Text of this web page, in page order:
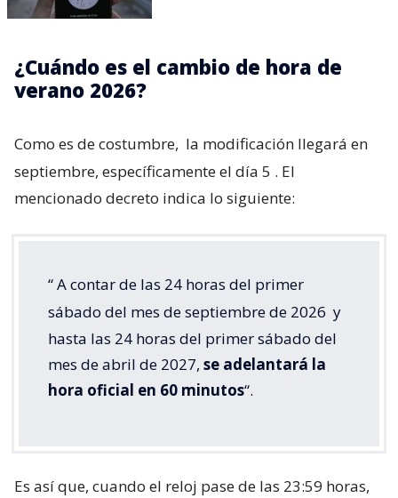
¿Cuándo es el cambio de hora de
verano 2026?
Como es de costumbre, la modificación llegará en
septiembre, específicamente el día 5 . El
mencionado decreto indica lo siguiente:
“A contar de las 24 horas del primer
sábado del mes de septiembre de 2026 y
hasta las 24 horas del primer sábado del
mes de abril de 2027, se adelantará la
hora oficial en 60 minutos“.
Es así que, cuando el reloj pase de las 23:59 horas,